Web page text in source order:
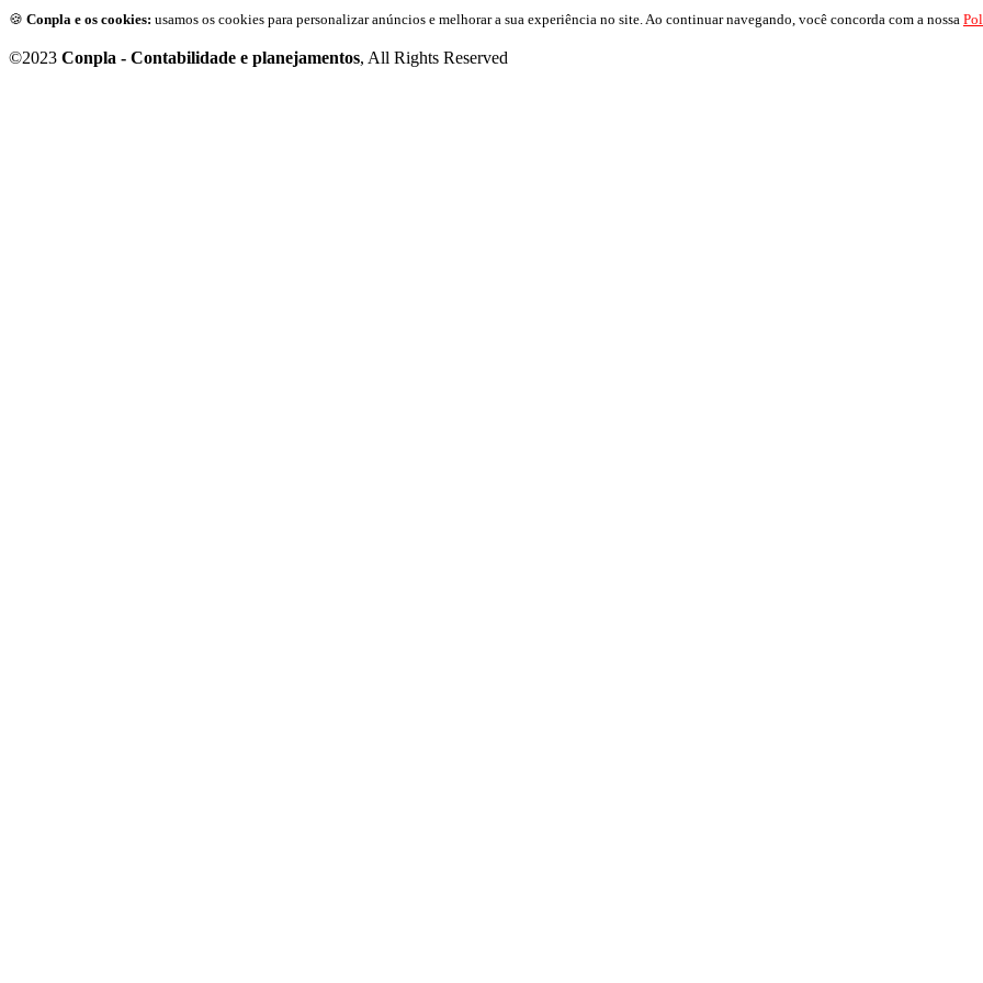
🍪 Conpla e os cookies: usamos os cookies para personalizar anúncios e melhorar a sua experiência no site. Ao continuar navegando, você concorda com a nossa
©2023 Conpla - Contabilidade e planejamentos, All Rights Reserved